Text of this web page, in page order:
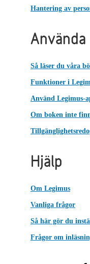
Hantering av
Så läser du våra
Funktioner i
Använd Legimus-
Om boken inte
Hjälp
Om Legimus
Vanliga frågor
Så här gör du
Frågor om